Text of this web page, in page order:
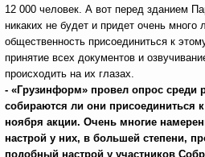
12 000 человек. А вот перед зданием
никаких не будет и придет очень
общественность присоединиться к
принятие всех документов и
происходить на их глазах.
- «Грузинформ» провел опрос среди
собираются ли они присоединиться
ноября акции. Очень многие
настрой у них, в большей степени,
подобный настрой у участников